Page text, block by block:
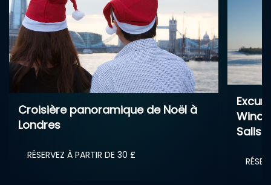
Excursion lendemain de Noël –
Windsor, Bath, Stonehenge &
Salisbury
RÉSERVEZ À PARTIR DE 120 £
Visite
Avon
26